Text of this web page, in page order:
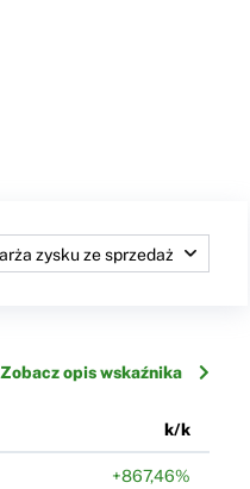
Zobacz opis wskaźnika
k/k
+867,46%